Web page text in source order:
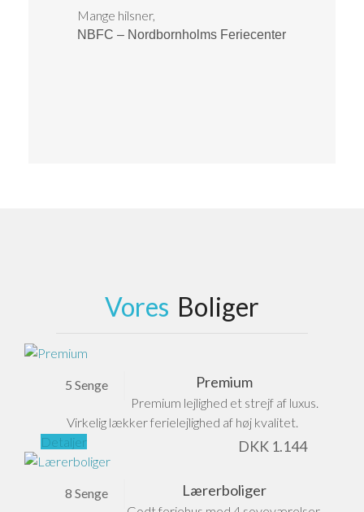
Mange hilsner,
NBFC – Nordbornholms Feriecenter
Vores Boliger
Premium
5 Senge
Premium lejlighed et strejf af luxus.
Virkelig lækker ferielejlighed af høj kvalitet.
DKK 1.144
Detaljer
Lærerboliger
8 Senge